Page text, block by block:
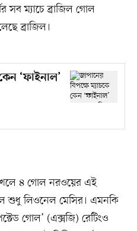
সব ম্যাচে ব্রাজিল গোল
ব্রাজিল।
‘ফাইনাল’
খেলে ৪ গোল নরওয়ের এই
শুধু লিওনেল মেসির। এমনকি
গোল’ (এক্সজি) রেটিংও